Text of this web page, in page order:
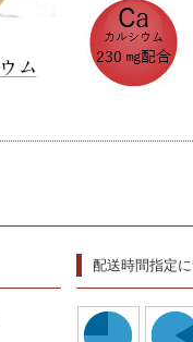
配送時間指定